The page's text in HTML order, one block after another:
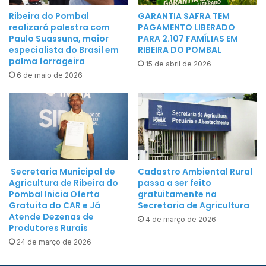
o
s
E
s
c
l
e
m
m
o
b
i
l
e
u
r
b
a
n
a
Ribeira do Pombal
realizará palestra com
Paulo Suassuna, maior
especialista do Brasil em
palma forrageira
6 de maio de 2026
GARANTIA SAFRA TEM
PAGAMENTO LIBERADO
PARA 2.107 FAMÍLIAS EM
RIBEIRA DO POMBAL
15 de abril de 2026
Secretaria Municipal de
Agricultura de Ribeira do
Pombal Inicia Oferta
Gratuita do CAR e Já
Atende Dezenas de
Produtores Rurais
24 de março de 2026
Cadastro Ambiental Rural
passa a ser feito
gratuitamente na
Secretaria de Agricultura
4 de março de 2026